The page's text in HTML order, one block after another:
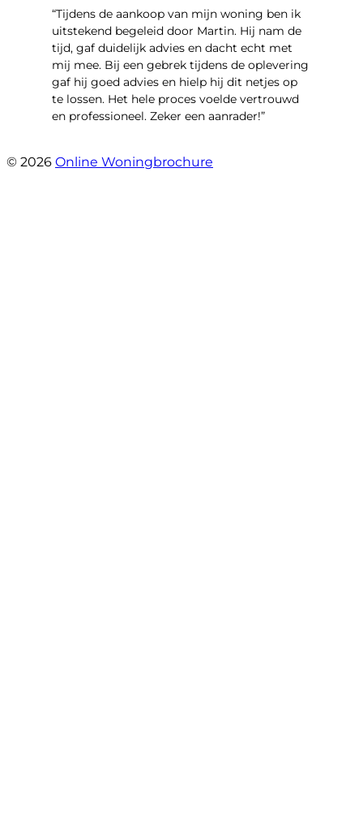
“Tijdens de aankoop van mijn woning ben ik
uitstekend begeleid door Martin. Hij nam de
tijd, gaf duidelijk advies en dacht echt met
mij mee. Bij een gebrek tijdens de oplevering
gaf hij goed advies en hielp hij dit netjes op
te lossen. Het hele proces voelde vertrouwd
en professioneel. Zeker een aanrader!”
© 2026 Online Woningbrochure